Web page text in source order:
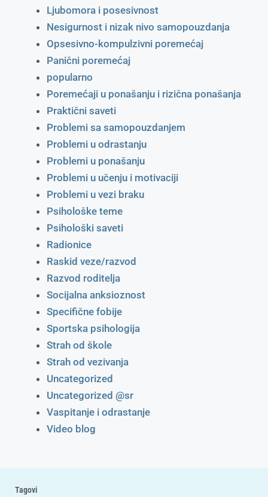
Ljubomora i posesivnost
Nesigurnost i nizak nivo samopouzdanja
Opsesivno-kompulzivni poremećaj
Panični poremećaj
popularno
Poremećaji u ponašanju i rizična ponašanja
Praktični saveti
Problemi sa samopouzdanjem
Problemi u odrastanju
Problemi u ponašanju
Problemi u učenju i motivaciji
Problemi u vezi braku
Psihološke teme
Psihološki saveti
Radionice
Raskid veze/razvod
Razvod roditelja
Socijalna anksioznost
Specifične fobije
Sportska psihologija
Strah od škole
Strah od vezivanja
Uncategorized
Uncategorized @sr
Vaspitanje i odrastanje
Video blog
Tagovi